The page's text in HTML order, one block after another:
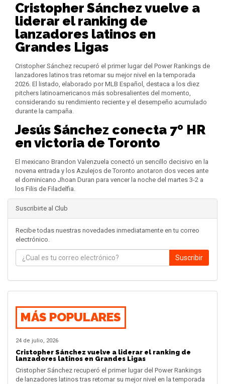
Cristopher Sánchez vuelve a
liderar el ranking de
lanzadores latinos en
Grandes Ligas
Cristopher Sánchez recuperó el primer lugar del Power Rankings de
lanzadores latinos tras retomar su mejor nivel en la temporada
2026. El listado, elaborado por MLB Español, destaca a los diez
pitchers latinoamericanos más sobresalientes del momento,
considerando su rendimiento reciente y el desempeño acumulado
durante la campaña.
Jesús Sánchez conecta 7º HR
en victoria de Toronto
El mexicano Brandon Valenzuela conectó un sencillo decisivo en la
novena entrada y los Azulejos de Toronto anotaron dos veces ante
el dominicano Jhoan Duran para vencer la noche del martes 3-2 a
los Filis de Filadelfia.
Suscribirte al Club
Recibe todas nuestras novedades inmediatamente en tu correo
electrónico.
Suscribir
MÁS POPULARES
24 de julio, 2026
Cristopher Sánchez vuelve a liderar el ranking de
lanzadores latinos en Grandes Ligas
Cristopher Sánchez recuperó el primer lugar del Power Rankings
de lanzadores latinos tras retomar su mejor nivel en la temporada